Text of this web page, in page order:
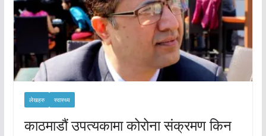
लेखहरु स्वास्थ्य
काठमाडौं उपत्यकामा कोरोना संक्रमण किन